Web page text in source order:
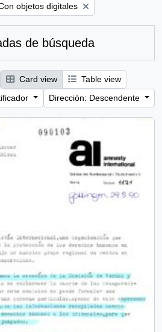
filter:
objetos digitales
de búsqueda
Card view
Table view
Dirección: Descendente